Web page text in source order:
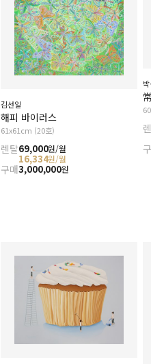
김선일
해피 바이러스
61x61cm (20호)
렌탈69,000원/월
16,334원/월
구매3,000,000원